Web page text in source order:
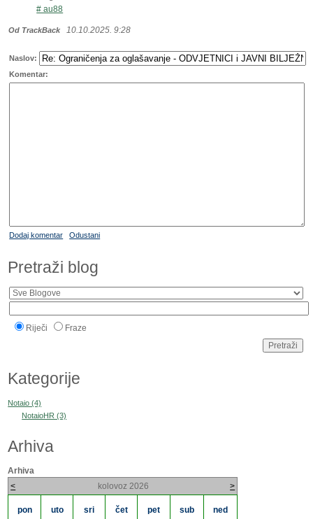
# au88
Od TrackBack 10.10.2025. 9:28
Naslov:
Komentar:
Dodaj komentar Odustani
Pretraži blog
Riječi Fraze
Kategorije
Notaio (4)
NotaioHR (3)
Arhiva
Arhiva
<
kolovoz 2026 >
pon uto sri čet pet sub ned